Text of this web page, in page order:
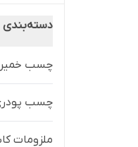
دسته‌بندی
چسب
چسب
ملزومات